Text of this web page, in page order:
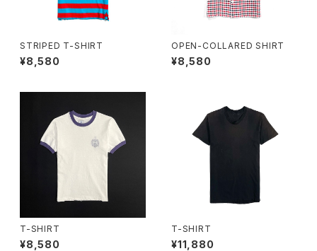
STRIPED T-SHIRT
¥8,580
OPEN-COLLARED SHIRT
¥8,580
T-SHIRT
¥8,580
T-SHIRT
¥11,880